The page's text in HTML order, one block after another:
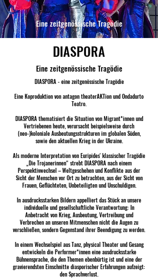
Eine zeitgenössische Tragödie
DIASPORA
Eine zeitgenössische Tragödie
DIASPORA - eine zeitgenössische Tragödie
Eine Koproduktion von antagon theaterAKTion und Ondadurto
Teatro.
DIASPORA thematisiert die Situation von Migrant*innen und
Vertriebenen heute, verursacht beispielsweise durch
(neo-)koloniale Ausbeutungsstrukturen im globalen Süden,
sowie den aktuellen Krieg in der Ukraine.
Als moderne Interpretation von Euripides' klassischer Tragödie
„Die Trojanerinnen“ strebt DIASPORA nach einem
Perspektivwechsel – Weltgeschehen und Konflikte aus der
Sicht der Menschen vor Ort zu betrachten, aus der Sicht von
Frauen, Geflüchteten, Unbeteiligten und Unschuldigen.
In ausdrucksstarken Bildern appelliert das Stück an unsere
individuelle und gesellschaftliche Verantwortung: In
Anbetracht von Krieg, Ausbeutung, Vertreibung und
Verbrechen an unseren Mitmenschen nicht die Augen zu
verschließen, sondern Gegenstand ihrer Beendigung zu werden.
In einem Wechselspiel aus Tanz, physical Theater und Gesang
entwickeln die Performer*innen eine ausdrucksstarke
Bühnensprache, die den Themen ebenbürtig ist und eine der
gravierendsten Einschnitte diasporischer Erfahrungen aufzeigt:
den Sprachverlust.